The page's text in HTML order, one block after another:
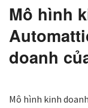
Mô hình
doanh
Mô hình kinh